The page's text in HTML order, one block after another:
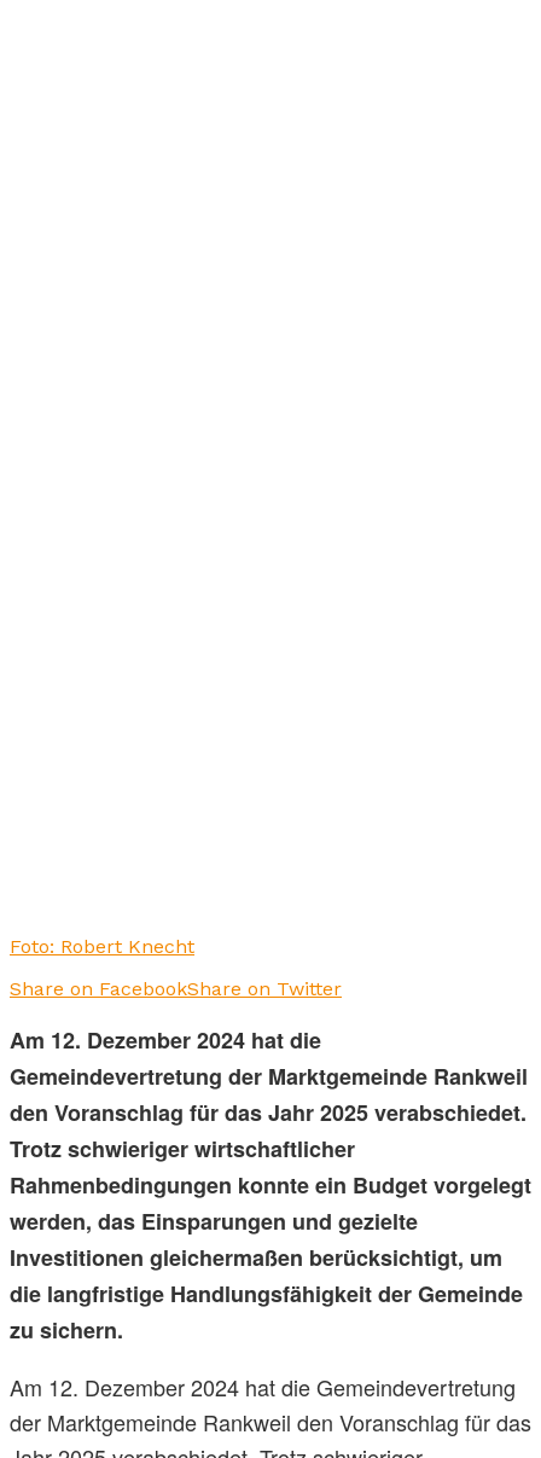
Foto: Robert Knecht
Share on FacebookShare on Twitter
Am 12. Dezember 2024 hat die
Gemeindevertretung der Marktgemeinde Rankweil
den Voranschlag für das Jahr 2025 verabschiedet.
Trotz schwieriger wirtschaftlicher
Rahmenbedingungen konnte ein Budget vorgelegt
werden, das Einsparungen und gezielte
Investitionen gleichermaßen berücksichtigt, um
die langfristige Handlungsfähigkeit der Gemeinde
zu sichern.
Am 12. Dezember 2024 hat die Gemeindevertretung
der Marktgemeinde Rankweil den Voranschlag für das